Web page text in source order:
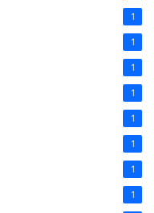
1
1
1
1
1
1
1
1